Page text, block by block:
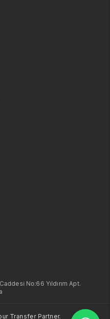
No:66 Yıldırım Apt.
Transfer Partner.